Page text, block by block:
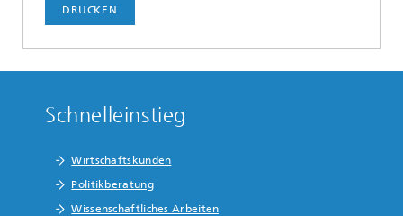
DRUCKEN
Schnelleinstieg
Wirtschaftskunden
Politikberatung
Wissenschaftliches Arbeiten